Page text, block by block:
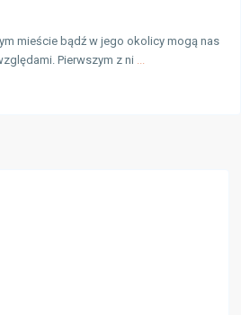
mieście bądź w jego okolicy mogą nas
Pierwszym z ni ...